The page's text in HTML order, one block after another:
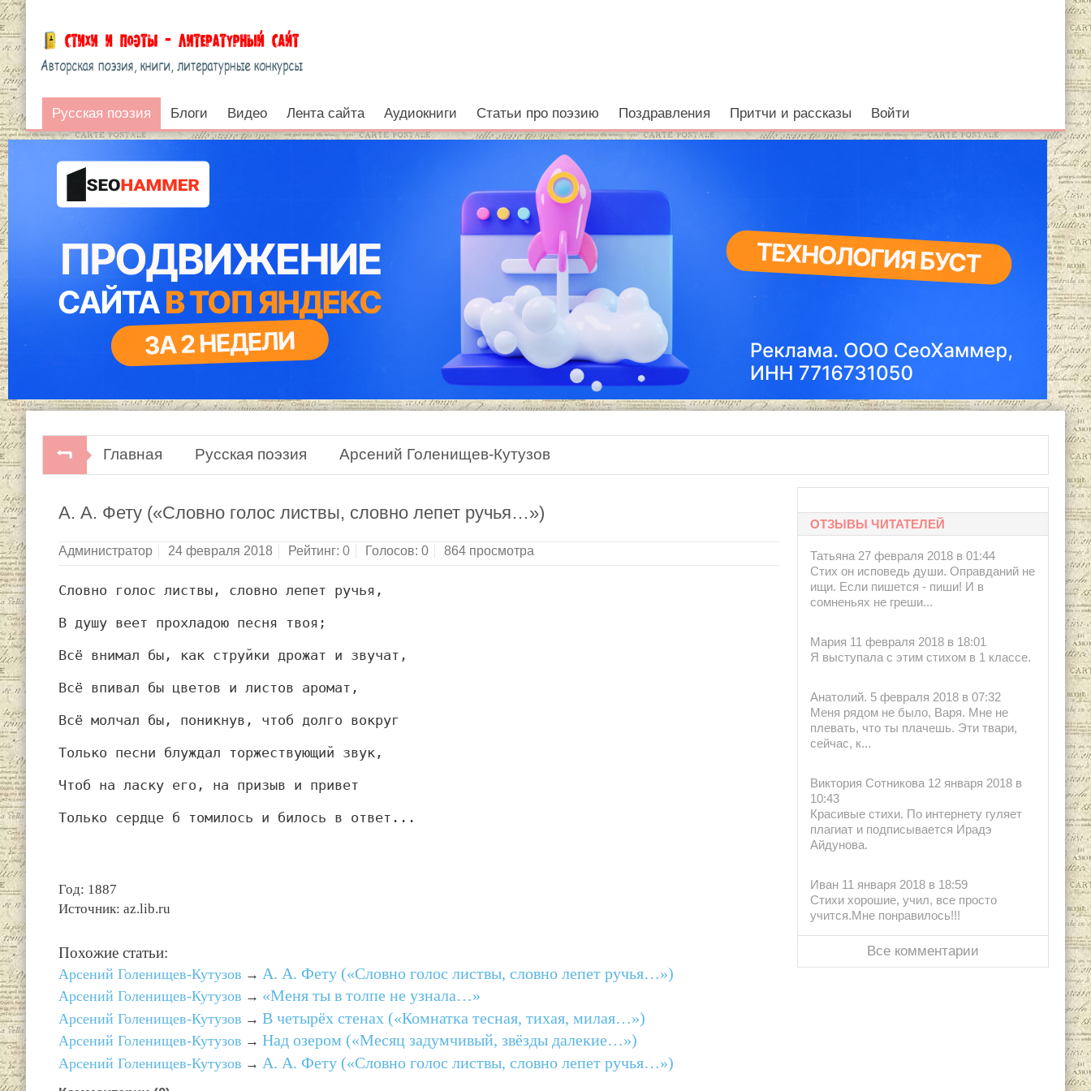
Русская поэзия
Русская поэзия Блоги Видео Лента сайта Аудиокниги Статьи про поэзию Поздравления Притчи и рассказы Войти
Главная Русская поэзия Арсений Голенищев-Кутузов
А. А. Фету («Словно голос листвы, словно лепет ручья…»)
Администратор 24 февраля 2018 Рейтинг: 0 Голосов: 0 864 просмотра
Словно голос листвы, словно лепет ручья,
В душу веет прохладою песня твоя;
Всё внимал бы, как струйки дрожат и звучат,
Всё впивал бы цветов и листов аромат,
Всё молчал бы, поникнув, чтоб долго вокруг
Только песни блуждал торжествующий звук,
Чтоб на ласку его, на призыв и привет
Только сердце б томилось и билось в ответ...
Год: 1887
Источник: az.lib.ru
Похожие статьи:
Арсений Голенищев-Кутузов → А. А. Фету («Словно голос листвы, словно лепет ручья…»)
Арсений Голенищев-Кутузов → «Меня ты в толпе не узнала…»
Арсений Голенищев-Кутузов → В четырёх стенах («Комнатка тесная, тихая, милая…»)
Арсений Голенищев-Кутузов → Над озером («Месяц задумчивый, звёзды далекие…»)
Арсений Голенищев-Кутузов → А. А. Фету («Словно голос листвы, словно лепет ручья…»)
ОТЗЫВЫ ЧИТАТЕЛЕЙ
Татьяна 27 февраля 2018 в 01:44
Стих он исповедь души. Оправданий не
ищи. Если пишется - пиши! И в
сомненьях не греши...
Мария 11 февраля 2018 в 18:01
Я выступала с этим стихом в 1 классе.
Анатолий. 5 февраля 2018 в 07:32
Меня рядом не было, Варя. Мне не
плевать, что ты плачешь. Эти твари,
сейчас, к...
Виктория Сотникова 12 января 2018 в
10:43
Красивые стихи. По интернету гуляет
плагиат и подписывается Ирадэ
Айдунова.
Иван 11 января 2018 в 18:59
Стихи хорошие, учил, все просто
учится.Мне понравилось!!!
Все комментарии